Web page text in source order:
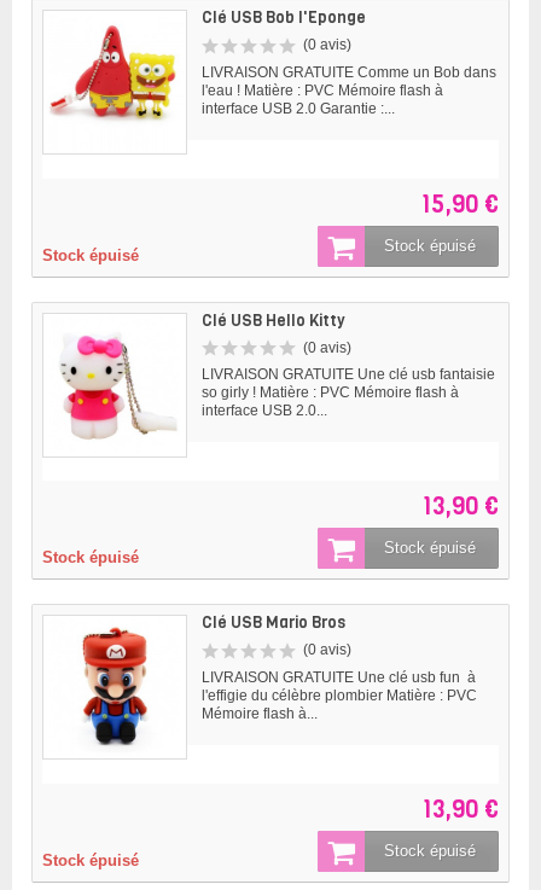
Clé USB Bob l'Eponge
(0 avis)
LIVRAISON GRATUITE Comme un Bob dans
l'eau ! Matière : PVC Mémoire flash à
interface USB 2.0 Garantie :...
15,90 €
Stock épuisé
Stock épuisé
Clé USB Hello Kitty
(0 avis)
LIVRAISON GRATUITE Une clé usb fantaisie
so girly ! Matière : PVC Mémoire flash à
interface USB 2.0...
13,90 €
Stock épuisé
Stock épuisé
Clé USB Mario Bros
(0 avis)
LIVRAISON GRATUITE Une clé usb fun à
l'effigie du célèbre plombier Matière : PVC
Mémoire flash à...
13,90 €
Stock épuisé
Stock épuisé